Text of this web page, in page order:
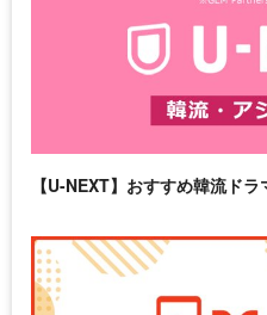
【U-NEXT】おすすめ韓流ド